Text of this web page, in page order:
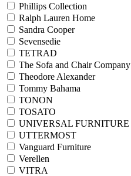
Phillips Collection
Ralph Lauren Home
Sandra Cooper
Sevensedie
TETRAD
The Sofa and Chair Company
Theodore Alexander
Tommy Bahama
TONON
TOSATO
UNIVERSAL FURNITURE
UTTERMOST
Vanguard Furniture
Verellen
VITRA